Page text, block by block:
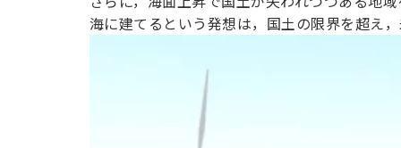
海に建てるという発想は，国土の限界を超え